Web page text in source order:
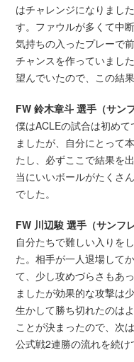
はチャレンジになりまし
す。ファウルが多くて中
気持ちの入ったプレーで
チャンスを作っていまし
望んでいたので、この結
FW 鈴木章斗 選手（サン
僕はACLEの試合は初め
ましたが、自分にとって
たし、必ずここで結果を
当にいいボールがたくさ
でした。
FW 川辺駿 選手（サンフ
自分たちで難しい入りを
た。相手が一人退場して
て、少し攻めづらさもあ
ましたが効果的な攻撃は
生かして勝ち切れたのは
ことが決まったので、次
公式戦2連勝の流れを続け